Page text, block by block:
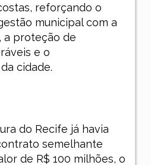
reforçando o
municipal com a
a proteção de
e o
cidade.
do Recife já havia
semelhante
de R$ 100 milhões, o